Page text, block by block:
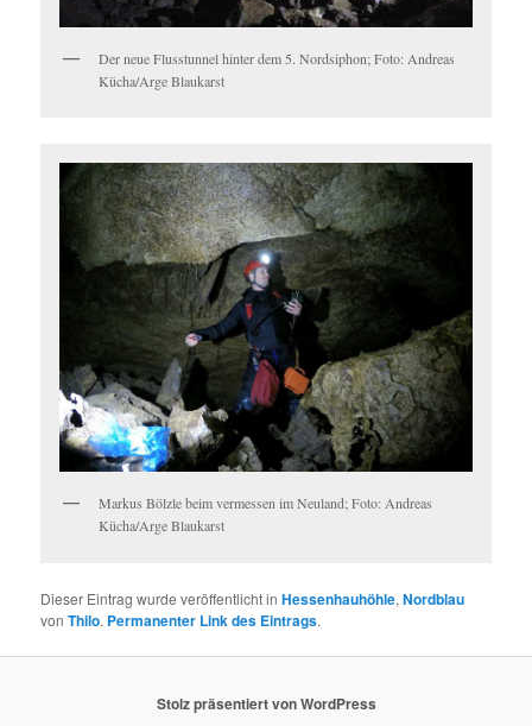
Der neue Flusstunnel hinter dem 5. Nordsiphon; Foto: Andreas
Kücha/Arge Blaukarst
Markus Bölzle beim vermessen im Neuland; Foto: Andreas
Kücha/Arge Blaukarst
Dieser Eintrag wurde veröffentlicht inHessenhauhöhle,Nordblau
vonThilo. Permanenter Link des Eintrags.
Stolz präsentiert von WordPress